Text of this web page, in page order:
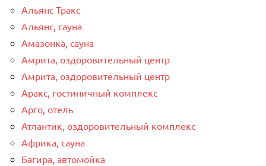
Альянс Тракс
Альянс, сауна
Амазонка, сауна
Амрита, оздоровительный центр
Амрита, оздоровительный центр
Аракс, гостиничный комплекс
Арго, отель
Атлантик, оздоровительный комплекс
Африка, сауна
Багира, автомойка